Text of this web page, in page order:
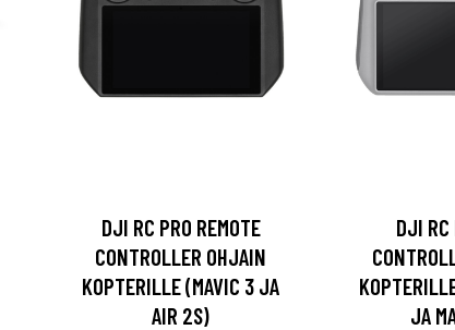
DJI RC PRO REMOTE
CONTROLLER OHJAIN
KOPTERILLE (MAVIC 3 JA
AIR 2S)
DJI RC
JA